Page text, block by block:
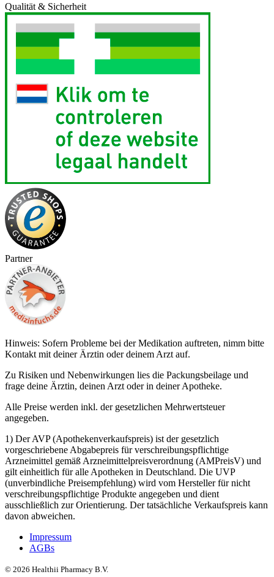
Qualität & Sicherheit
Partner
Hinweis: Sofern Probleme bei der Medikation auftreten, nimm bitte
Kontakt mit deiner Ärztin oder deinem Arzt auf.
Zu Risiken und Nebenwirkungen lies die Packungsbeilage und
frage deine Ärztin, deinen Arzt oder in deiner Apotheke.
Alle Preise werden inkl. der gesetzlichen Mehrwertsteuer
angegeben.
1) Der AVP (Apothekenverkaufspreis) ist der gesetzlich
vorgeschriebene Abgabepreis für verschreibungspflichtige
Arzneimittel gemäß Arzneimittelpreisverordnung (AMPreisV) und
gilt einheitlich für alle Apotheken in Deutschland. Die UVP
(unverbindliche Preisempfehlung) wird vom Hersteller für nicht
verschreibungspflichtige Produkte angegeben und dient
ausschließlich zur Orientierung. Der tatsächliche Verkaufspreis kann
davon abweichen.
Impressum
AGBs
© 2026 Healthii Pharmacy B.V.